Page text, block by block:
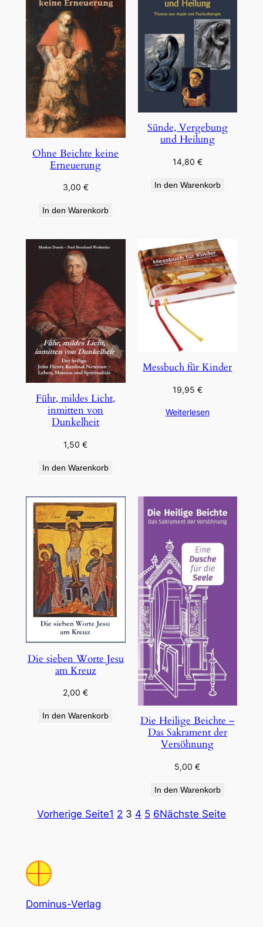
Ohne Beichte keine
Erneuerung
3,00 €
In den Warenkorb
Sünde, Vergebung
und Heilung
14,80 €
In den Warenkorb
Führ, mildes Licht,
inmitten von
Dunkelheit
1,50€
In den Warenkorb
Messbuch für Kinder
19,95 €
Weiterlesen
Die sieben Worte Jesu
am Kreuz
2,00€
In den Warenkorb
Die Heilige Beichte –
Das Sakrament der
Versöhnung
5,00€
In den Warenkorb
Vorherige Seite1 2 3 4 5 6Nächste Seite
Dominus-Verlag